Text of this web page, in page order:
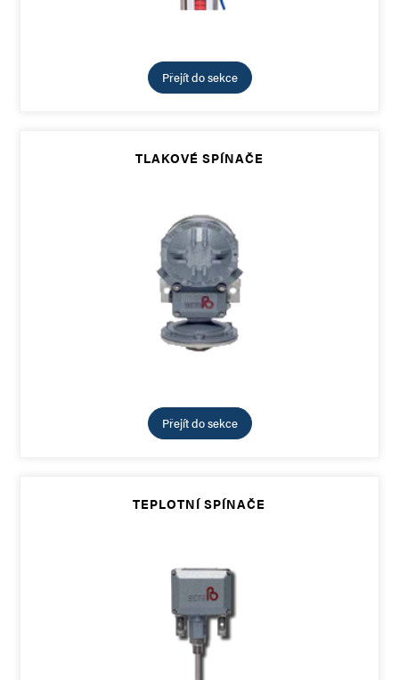
Přejít do sekce
TLAKOVÉ SPÍNAČE
Přejít do sekce
TEPLOTNÍ SPÍNAČE